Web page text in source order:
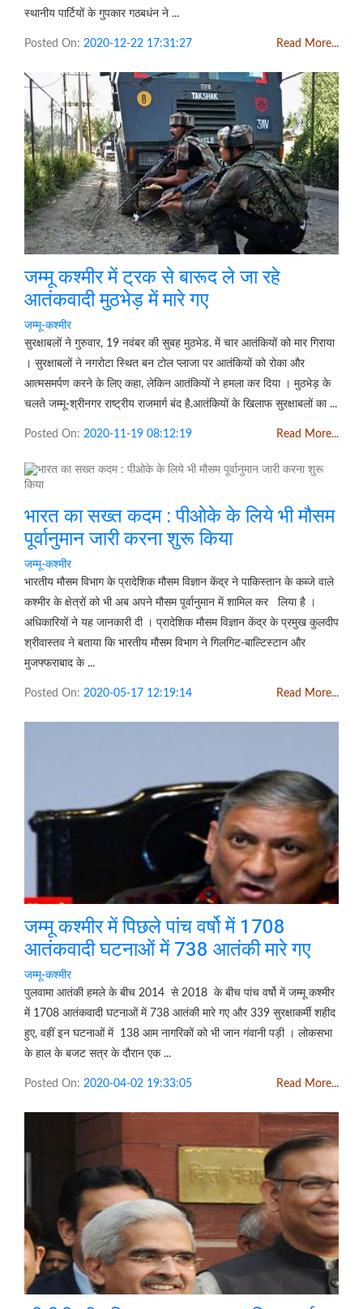
स्थानीय पार्टियों के गुपकार गठबधंन ने ...
Posted On: 2020-12-22 17:31:27 Read More...
जम्मू कश्मीर में ट्रक से बारूद ले जा रहे
आतंकवादी मुठभेड़ में मारे गए
जम्मू-कश्मीर
सुरक्षाबलों ने गुरुवार, 19 नवंबर की सुबह मुठभेड. में चार आतंकियों को मार गिराया
। सुरक्षाबलों ने नगरोटा स्थित बन टोल प्लाजा पर आतंकियों को रोका और
आत्मसमर्पण करने के लिए कहा, लेकिन आतंकियों ने हमला कर दिया । मुठभेड़ के
चलते जम्मू-श्रीनगर राष्ट्रीय राजमार्ग बंद है.आतंकियों के खिलाफ सुरक्षाबलों का ...
Posted On: 2020-11-19 08:12:19 Read More...
भारत का सख्त कदम : पीओके के लिये भी मौसम
पूर्वानुमान जारी करना शुरू किया
जम्मू-कश्मीर
भारतीय मौसम विभाग के प्रादेशिक मौसम विज्ञान केंद्र ने पाकिस्तान के कब्जे वाले
कश्मीर के क्षेत्रों को भी अब अपने मौसम पूर्वानुमान में शामिल कर लिया है ।
अधिकारियों ने यह जानकारी दी । प्रादेशिक मौसम विज्ञान केंद्र के प्रमुख कुलदीप
श्रीवास्तव ने बताया कि भारतीय मौसम विभाग ने गिलगिट-बाल्टिस्टान और
मुजफ्फराबाद के ...
Posted On: 2020-05-17 12:19:14 Read More...
जम्मू कश्मीर में पिछले पांच वर्षो में 1708
आतंकवादी घटनाओं में 738 आतंकी मारे गए
जम्मू-कश्मीर
पुलवामा आतंकी हमले के बीच 2014 से 2018 के बीच पांच वर्षो में जम्मू कश्मीर
में 1708 आतंकवादी घटनाओं में 738 आतंकी मारे गए और 339 सुरक्षाकर्मी शहीद
हुए, वहीं इन घटनाओं में 138 आम नागरिकों को भी जान गंवानी पड़ी । लोकसभा
के हाल के बजट सत्र के दौरान एक ...
Posted On: 2020-04-02 19:33:05 Read More...